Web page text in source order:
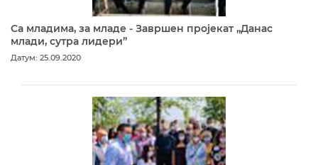
Са младима, за младе - Завршен пројекат „Данас
млади, сутра лидери”
Датум: 25.09.2020